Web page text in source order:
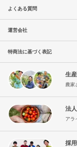
よくある質問
運営会社
特商法に基づく表記
生
農家
法
アラ
採